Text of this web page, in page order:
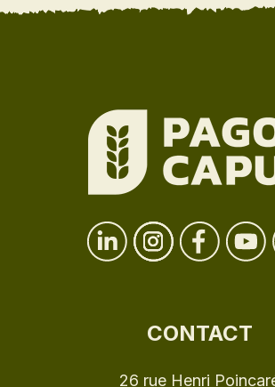
CONTACT
26 rue Henri